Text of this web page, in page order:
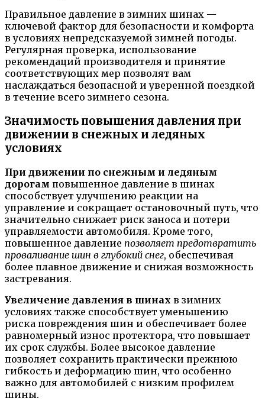
Правильное давление в зимних шинах —
ключевой фактор для безопасности и комфорта
в условиях непредсказуемой зимней погоды.
Регулярная проверка, использование
рекомендаций производителя и принятие
соответствующих мер позволят вам
наслаждаться безопасной и уверенной поездкой
в течение всего зимнего сезона.
Значимость повышения давления при
движении в снежных и ледяных
условиях
При движении по снежным и ледяным
дорогам повышенное давление в шинах
способствует улучшению реакции на
управление и сокращает остановочный путь, что
значительно снижает риск заноса и потери
управляемости автомобиля. Кроме того,
повышенное давление позволяет предотвратить
проваливание шин в глубокий снег, обеспечивая
более плавное движение и снижая возможность
застревания.
Увеличение давления в шинах в зимних
условиях также способствует уменьшению
риска повреждения шин и обеспечивает более
равномерный износ протектора, что повышает
их срок службы. Более высокое давление
позволяет сохранить практически прежнюю
гибкость и деформацию шин, что особенно
важно для автомобилей с низким профилем
шины.